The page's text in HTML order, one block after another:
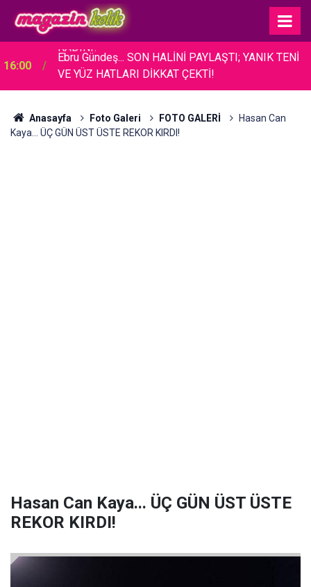
16:00
Ebru Gündeş... SON HALİNİ PAYLAŞTI; YANIK TENİ
VE YÜZ HATLARI DİKKAT ÇEKTİ!
Anasayfa Foto Galeri FOTO GALERİ
Hasan Can
Kaya... ÜÇ GÜN ÜST ÜSTE REKOR KIRDI!
Hasan Can Kaya... ÜÇ GÜN ÜST ÜSTE
REKOR KIRDI!